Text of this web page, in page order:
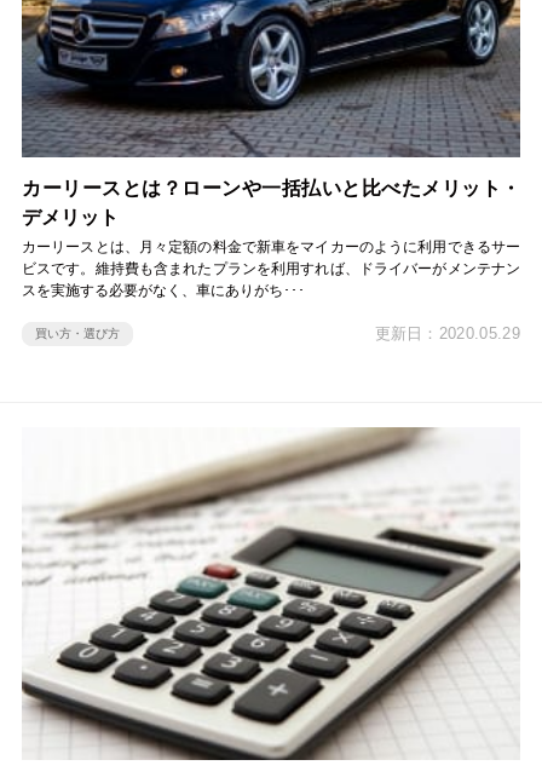
カーリースとは？ローンや一括払いと比べたメリット・
デメリット
カーリースとは、月々定額の料金で新車をマイカーのように利用できるサー
ビスです。維持費も含まれたプランを利用すれば、ドライバーがメンテナン
スを実施する必要がなく、車にありがち･･･
買い方・選び方 更新日：2020.05.29